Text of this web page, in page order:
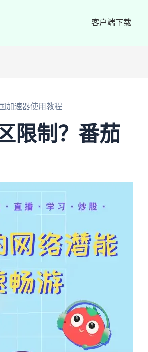
客户端下载
加速器使用教程
限制？番茄